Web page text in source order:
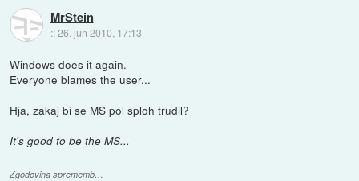
MrStein
::26. jun 2010, 17:13
Windows does it again.
Everyone blames the user...
Hja, zakaj bi se MS pol sploh trudil?
It's good to be the MS...
Zgodovina sprememb…